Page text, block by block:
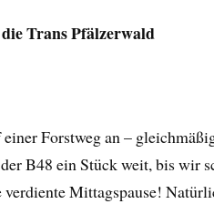
Trans Pfälzerwald
Forstweg an –
B48 ein Stück weit, bis wir
Mittagspause!